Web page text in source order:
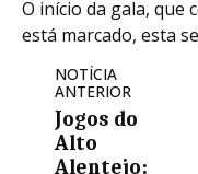
O início da gala, que
está marcado, esta
NOTÍCIA
ANTERIOR
Jogos do
Alto
Alentejo: